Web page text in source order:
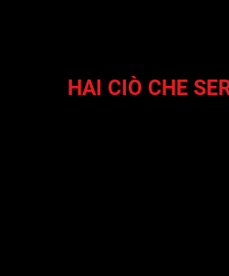
HAI CIÒ CHE